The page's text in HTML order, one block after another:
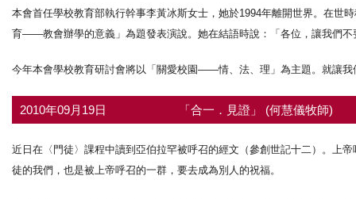
本會首任學校教育部執行幹事李黃冰斯女士，她於1994年離開世界。在世
育——教會辦學的意義」為題發表演說。她在結語時說：「各位，讓我們
今年本會學校教育研討會將以「關愛校園——情、法、理」為主題。就讓
2010年09月19日 「合一．見證」 (何慧儀牧師)
近日在〈門徒〉課程中讀到亞伯拉罕被呼召的經文（參創世記十二）。上
徒的我們，也是被上帝呼召的一群，要去成為別人的祝福。